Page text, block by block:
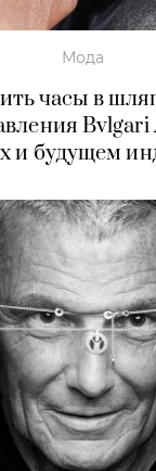
Мода
часы в
и будущем